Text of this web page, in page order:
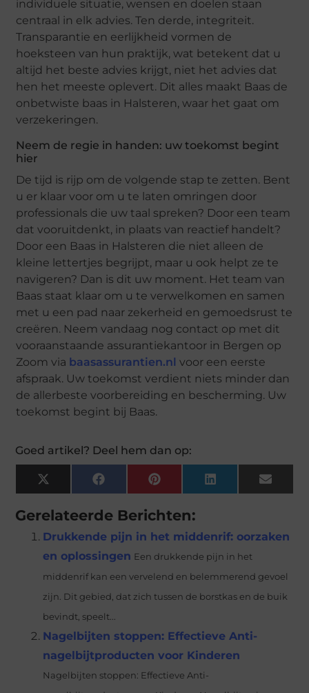
individuele situatie, wensen en doelen staan
centraal in elk advies. Ten derde, integriteit.
Transparantie en eerlijkheid vormen de
hoeksteen van hun praktijk, wat betekent dat u
altijd het beste advies krijgt, niet het advies dat
hen het meeste oplevert. Dit alles maakt Baas de
onbetwiste baas in Halsteren, waar het gaat om
verzekeringen.
Neem de regie in handen: uw toekomst begint
hier
De tijd is rijp om de volgende stap te zetten. Bent
u er klaar voor om u te laten omringen door
professionals die uw taal spreken? Door een team
dat vooruitdenkt, in plaats van reactief handelt?
Door een Baas in Halsteren die niet alleen de
kleine lettertjes begrijpt, maar u ook helpt ze te
navigeren? Dan is dit uw moment. Het team van
Baas staat klaar om u te verwelkomen en samen
met u een pad naar zekerheid en gemoedsrust te
creëren. Neem vandaag nog contact op met dit
vooraanstaande assurantiekantoor in Bergen op
Zoom via baasassurantien.nl voor een eerste
afspraak. Uw toekomst verdient niets minder dan
de allerbeste voorbereiding en bescherming. Uw
toekomst begint bij Baas.
Goed artikel? Deel hem dan op:
X
(Twitter)
FacebookPinterestLinkedInEmail
Gerelateerde Berichten:
Drukkende pijn in het middenrif: oorzaken
en oplossingen Een drukkende pijn in het
middenrif kan een vervelend en belemmerend gevoel
zijn. Dit gebied, dat zich tussen de borstkas en de buik
bevindt, speelt...
Nagelbijten stoppen: Effectieve Anti-
nagelbijtproducten voor Kinderen
Nagelbijten stoppen: Effectieve Anti-